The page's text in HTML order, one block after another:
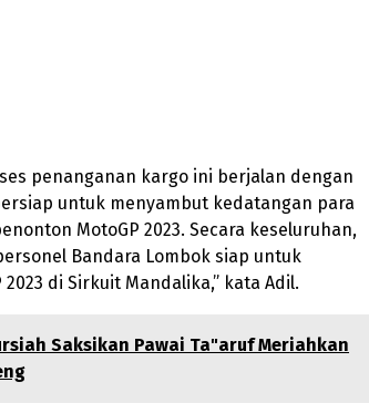
penanganan kargo ini berjalan dengan
untuk menyambut kedatangan para
MotoGP 2023. Secara keseluruhan,
Bandara Lombok siap untuk
di Sirkuit Mandalika,” kata Adil.
Saksikan Pawai Ta"aruf Meriahkan